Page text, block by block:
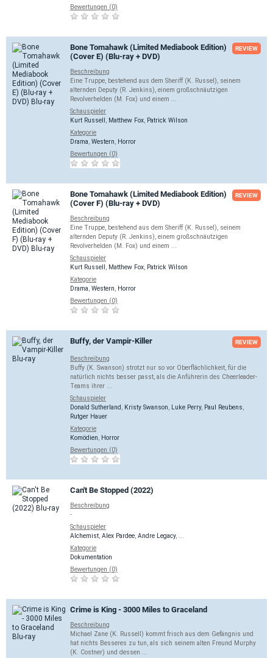
Bewertungen (0)
Bone Tomahawk (Limited Mediabook Edition)
(Cover E) (Blu-ray + DVD)
REVIEW
Beschreibung
Eine Truppe, bestehend aus dem Sheriff (K. Russel), seinem
alternden Deputy (R. Jenkins), einem großschnäutzigen
Revolverhelden (M. Fox) und einem ...
Schauspieler
Kurt Russell
Matthew Fox
Patrick Wilson
Kategorie
Drama Western
Horror
Bewertungen (0)
Bone Tomahawk (Limited Mediabook Edition)
(Cover F) (Blu-ray + DVD)
REVIEW
Beschreibung
Eine Truppe, bestehend aus dem Sheriff (K. Russel), seinem
alternden Deputy (R. Jenkins), einem großschnäutzigen
Revolverhelden (M. Fox) und einem ...
Schauspieler
Kurt Russell
Matthew Fox
Patrick Wilson
Kategorie
Drama Western
Horror
Bewertungen (0)
Buffy, der Vampir-Killer REVIEW
Beschreibung
Buffy (K. Swanson) strotzt nur so vor Oberflächlichkeit, für die
natürlich nichts besser passt, als die Anführerin des Cheerleader-
Teams ihrer ...
Schauspieler
Donald Sutherland
Kristy Swanson Luke Perry, Paul Reubens
Rutger Hauer
Kategorie
Komödien
Horror
Bewertungen (0)
Can't Be Stopped (2022)
Beschreibung
-
Schauspieler
Alchemist Alex Pardee Andre Legacy, ...
Kategorie
Dokumentation
Bewertungen (0)
Crime is King - 3000 Miles to Graceland
Beschreibung
Michael Zane (K. Russell) kommt frisch aus dem Gefängnis und
hat nichts Besseres zu tun, als sich seinem alten Freund Murphy
(K. Costner) und dessen ...